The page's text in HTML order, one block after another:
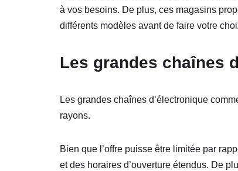
à vos besoins. De plus, ces magasins
différents modèles avant de faire votre
Les grandes chaînes
Les grandes chaînes d’électronique
rayons.
Bien que l’offre puisse être limitée par
et des horaires d’ouverture étendus. De